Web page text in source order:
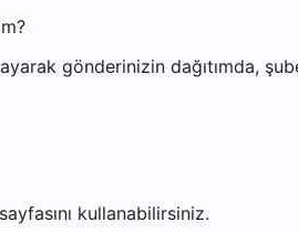
gönderinizin dağıtımda,
sayfasını kullanabilirsiniz.